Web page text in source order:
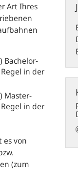
Art Ihres
Bachelor-
in der
Master-
in der
es von
(zum